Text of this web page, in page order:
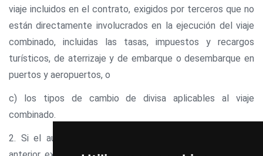
viaje incluidos en el contrato, exigidos por terceros que no
están directamente involucrados en la ejecución del viaje
combinado, incluidas las tasas, impuestos y recargos
turísticos, de aterrizaje y de embarque o desembarque en
puertos y aeropuertos, o
c) los tipos de cambio de divisa aplicables al viaje
combinado.
2. Si el aumento de precio mencionado en el apartado